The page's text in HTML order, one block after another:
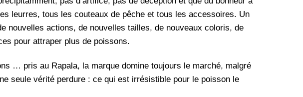
leurres, tous les couteaux de pêche et tous les accessoires. Un
nouvelles actions, de nouvelles tailles, de nouveaux coloris, de
pour attraper plus de poissons.
… pris au Rapala, la marque domine toujours le marché, malgré
seule vérité perdure : ce qui est irrésistible pour le poisson le